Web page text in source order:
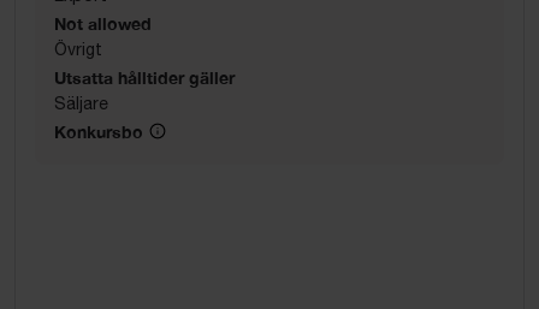
Not allowed
Övrigt
Utsatta hålltider gäller
Säljare
Konkursbo